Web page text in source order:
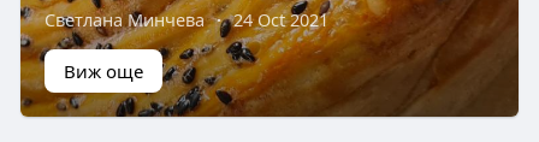
Светлана Минчева · 24 Oct 2021
Виж още